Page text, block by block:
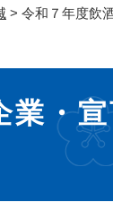
> 令和７年度飲
業・